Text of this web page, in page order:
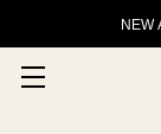
NEW